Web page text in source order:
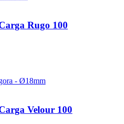
Rugo 100
Velour 100